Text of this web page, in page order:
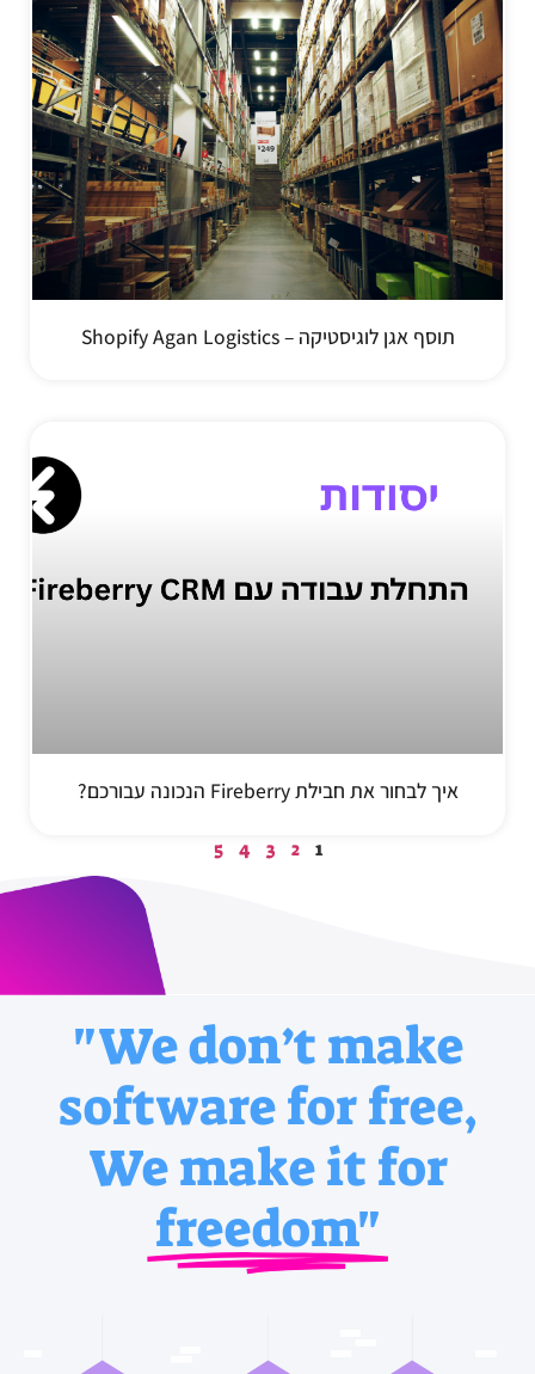
תוסף אגן לוגיסטיקה – Shopify Agan Logistics
איך לבחור את חבילת Fireberry הנכונה עבורכם?
1
2
3
4
5
"We don’t make
software for free,
We make it for
freedom"